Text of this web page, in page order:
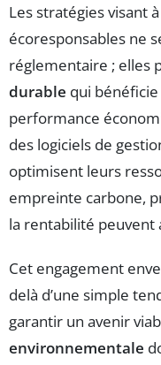
Les stratégies visant
écoresponsables ne
réglementaire ; elles
durable qui bénéficie
performance
des logiciels de
optimisent leurs
empreinte carbone,
la rentabilité peuvent
Cet engagement
delà d’une simple
garantir un avenir
environnementale